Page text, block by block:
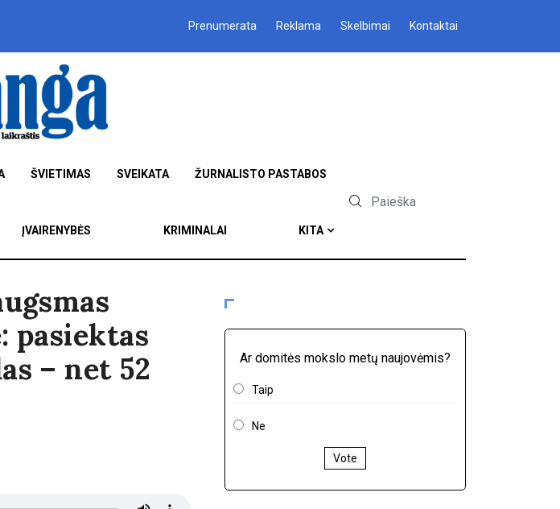
Prenumerata Reklama Skelbimai Kontaktai
ŠVIETIMAS SVEIKATA ŽURNALISTO PASTABOS
ĮVAIRENYBĖS KRIMINALAI KITA
pasiektas
– net 52
Ar domitės mokslo metų naujovėmis?
Taip
Ne
Vote